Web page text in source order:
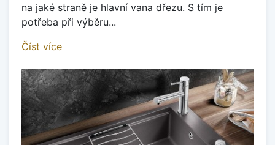
na jaké straně je hlavní vana dřezu. S tím je
potřeba při výběru...
Číst více